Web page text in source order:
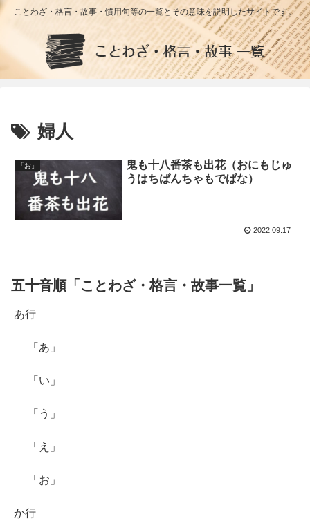
ことわざ・格言・故事・慣用句等の一覧とその意味を説明したサイトです。
婦人
「お」
鬼も十八番茶も出花（おにもじゅ
うはちばんちゃもでばな）
2022.09.17
五十音順「ことわざ・格言・故事一覧」
あ行
「あ」
「い」
「う」
「え」
「お」
か行